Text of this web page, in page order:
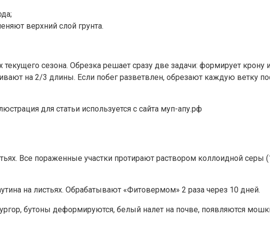
верхний слой грунта.
текущего сезона. Обрезка решает сразу две задачи: формирует
на 2/3 длины. Если побег разветвлен, обрезают каждую ветку
для статьи используется с сайта муп-апу.рф
Все пораженные участки протирают раствором коллоидной
на листьях. Обрабатывают «Фитовермом» 2 раза через 10 дней.
бутоны деформируются, белый налет на почве, появляются